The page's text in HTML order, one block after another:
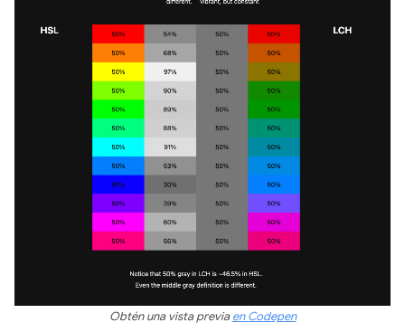
Obtén una vista previaen Codepen